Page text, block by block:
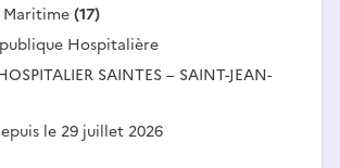
:
(17)
:Hospitalière
:
SAINTES – SAINT-JEAN-
le 29 juillet 2026